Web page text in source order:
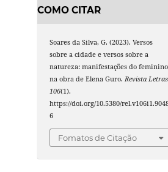
COMO CITAR
Soares da Silva, G. (2023). Versos
sobre a cidade e versos sobre a
natureza: manifestações do feminino
na obra de Elena Guro.Revista Letras
106(1).
https://doi.org/10.5380/
6
Fomatos de Citação